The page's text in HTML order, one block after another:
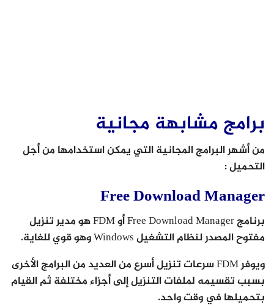
برامج مشابهة مجانية
من أشهر البرامج المجانية التي يمكن استخدامها من أجل
التحميل :
Free Download Manager
برنامج Free Download Manager أو FDM هو مدير تنزيل
مفتوح المصدر لنظام التشغيل Windows وهو قوي للغاية.
ويوفر FDM سرعات تنزيل أسرع من العديد من البرامج الأخرى
بسبب تقسيمه لملفات التنزيل إلى أجزاء مختلفة ثم القيام
بتحميلها في وقت واحد.